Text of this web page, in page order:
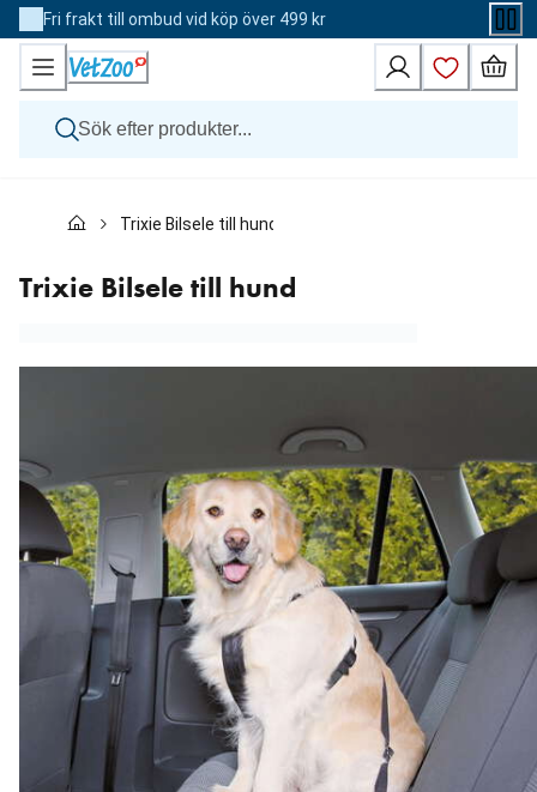
Skip
to
Content
Fri frakt till ombud vid köp över 499 kr
Katt
Veterinärfoder
Varumärken
Trixie Bilsele till hund
Trixie Bilsele till hund